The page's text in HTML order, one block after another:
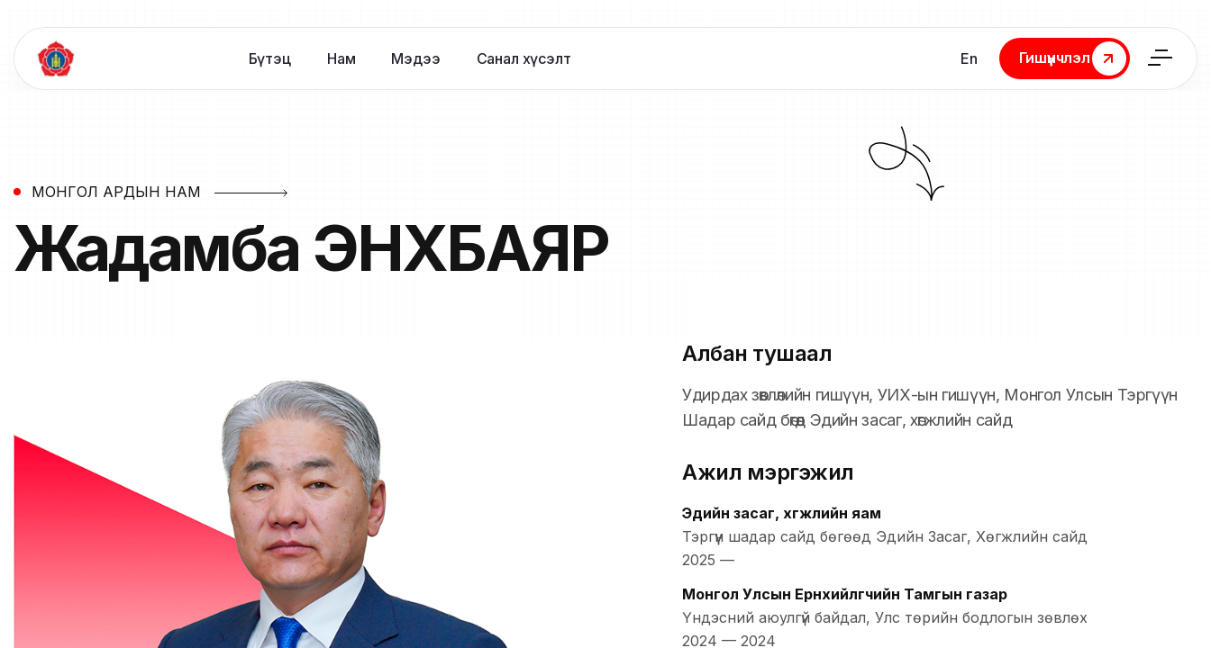
Бүтэц Нам Мэдээ Санал хүсэлт En
Гишүүнчлэл
Гишүүнчлэл
МОНГОЛ АРДЫН НАМ
Жадамба ЭНХБАЯР
Албан тушаал
Удирдах зөвлөлийн гишүүн, УИХ-ын гишүүн, Монгол Улсын Тэргүүн
Шадар сайд бөгөөд Эдийн засаг, хөгжлийн сайд
Ажил мэргэжил
Эдийн засаг, хөгжлийн яам
Тэргүүн шадар сайд бөгөөд Эдийн Засаг, Хөгжлийн сайд
2025 —
Монгол Улсын Ерөнхийлөгчийн Тамгын газар
Үндэсний аюулгүй байдал, Улс төрийн бодлогын зөвлөх
2024 — 2024